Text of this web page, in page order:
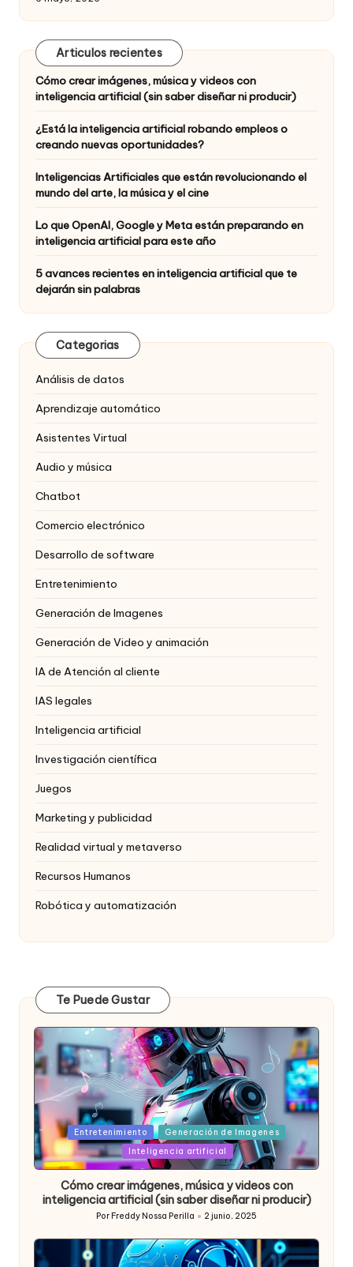
Articulos recientes
Cómo crear imágenes, música y videos con
inteligencia artificial (sin saber diseñar ni producir)
¿Está la inteligencia artificial robando empleos o
creando nuevas oportunidades?
Inteligencias Artificiales que están revolucionando el
mundo del arte, la música y el cine
Lo que OpenAI, Google y Meta están preparando en
inteligencia artificial para este año
5 avances recientes en inteligencia artificial que te
dejarán sin palabras
Categorias
Análisis de datos
Aprendizaje automático
Asistentes Virtual
Audio y música
Chatbot
Comercio electrónico
Desarrollo de software
Entretenimiento
Generación de Imagenes
Generación de Video y animación
IA de Atención al cliente
IAS legales
Inteligencia artificial
Investigación científica
Juegos
Marketing y publicidad
Realidad virtual y metaverso
Recursos Humanos
Robótica y automatización
Te Puede Gustar
Posted
in
Entretenimiento
Generación de Imagenes
Inteligencia artificial
Cómo crear imágenes, música y videos con
inteligencia artificial (sin saber diseñar ni producir)
Publicado
por
Por Freddy Nossa Perilla 2 junio, 2025